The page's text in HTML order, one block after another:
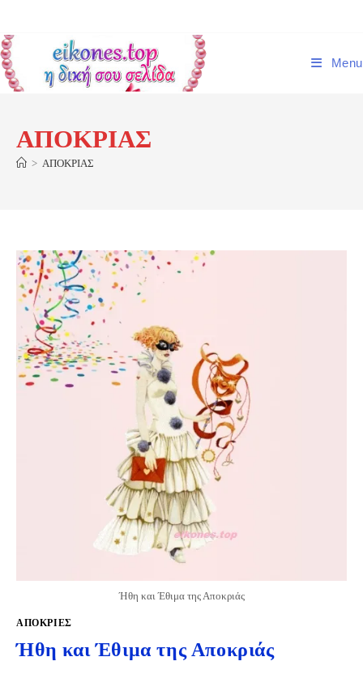
content
Menu
ΑΠΟΚΡΙΑΣ
> ΑΠΟΚΡΙΑΣ
Ήθη και Έθιμα της Αποκριάς
ΑΠΌΚΡΙΕΣ
Ήθη και Έθιμα της Αποκριάς